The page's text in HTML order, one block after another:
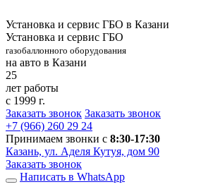
Установка и сервис ГБО в Казани
Установка и сервис ГБО
газобаллонного оборудования
на авто в Казани
25
лет работы
с 1999 г.
Заказать звонок Заказать звонок
+7 (966) 260 29 24
Принимаем звонки с 8:30-17:30
Казань, ул. Аделя Кутуя, дом 90
Заказать звонок
Написать в WhatsApp